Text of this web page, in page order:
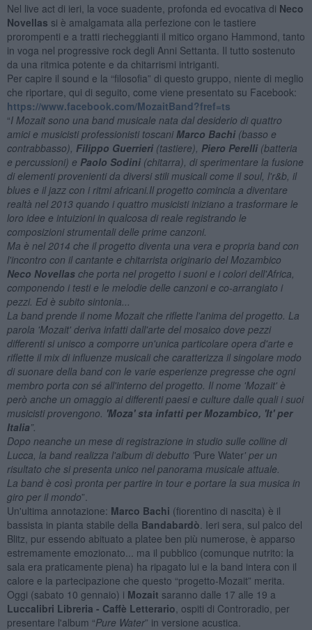
Nel live act di ieri, la voce suadente, profonda ed evocativa di Neco
Novellas si è amalgamata alla perfezione con le tastiere
prorompenti e a tratti riecheggianti il mitico organo Hammond, tanto
in voga nel progressive rock degli Anni Settanta. Il tutto sostenuto
da una ritmica potente e da chitarrismi intriganti.
Per capire il sound e la “filosofia” di questo gruppo, niente di meglio
che riportare, qui di seguito, come viene presentato su Facebook:
https://www.facebook.com/MozaitBand?fref=ts
“I Mozait sono una band musicale nata dal desiderio di quattro
amici e musicisti professionisti toscani Marco Bachi(basso e
contrabbasso), Filippo Guerrieri(tastiere), Piero Perelli(batteria
e percussioni) e Paolo Sodini(chitarra), di sperimentare la fusione
di elementi provenienti da diversi stili musicali come il soul, l'r&b, il
blues e il jazz con i ritmi africani. Il progetto comincia a diventare
realtà nel 2013 quando i quattro musicisti iniziano a trasformare le
loro idee e intuizioni in qualcosa di reale registrando le
composizioni strumentali delle prime canzoni.
Ma è nel 2014 che il progetto diventa una vera e propria band con
l'incontro con il cantante e chitarrista originario del Mozambico
Neco Novellasche porta nel progetto i suoni e i colori dell'Africa,
componendo i testi e le melodie delle canzoni e co-arrangiato i
pezzi. Ed è subito sintonia...
La band prende il nome Mozait che riflette l'anima del progetto. La
parola 'Mozait' deriva infatti dall'arte del mosaico dove pezzi
differenti si unisco a comporre un'unica particolare opera d'arte e
riflette il mix di influenze musicali che caratterizza il singolare modo
di suonare della band con le varie esperienze pregresse che ogni
membro porta con sé all'interno del progetto. Il nome 'Mozait' è
però anche un omaggio ai differenti paesi e culture dalle quali i suoi
musicisti provengono. 'Moza' sta infatti per Mozambico, 'It' per
Italia”.
Dopo neanche un mese di registrazione in studio sulle colline di
Lucca, la band realizza l'album di debutto 'Pure Water' per un
risultato che si presenta unico nel panorama musicale attuale.
La band è così pronta per partire in tour e portare la sua musica in
giro per il mondo”.
Un'ultima annotazione: Marco Bachi (fiorentino di nascita) è il
bassista in pianta stabile della Bandabardò . Ieri sera, sul palco del
Blitz, pur essendo abituato a platee ben più numerose, è apparso
estremamente emozionato... ma il pubblico (comunque nutrito: la
sala era praticamente piena) ha ripagato lui e la band intera con il
calore e la partecipazione che questo “progetto-Mozait” merita.
Oggi (sabato 10 gennaio) i Mozait saranno dalle 17 alle 19 a
Luccalibri Libreria - Caffè Letterario , ospiti di Controradio, per
presentare l'album “Pure Water” in versione acustica.